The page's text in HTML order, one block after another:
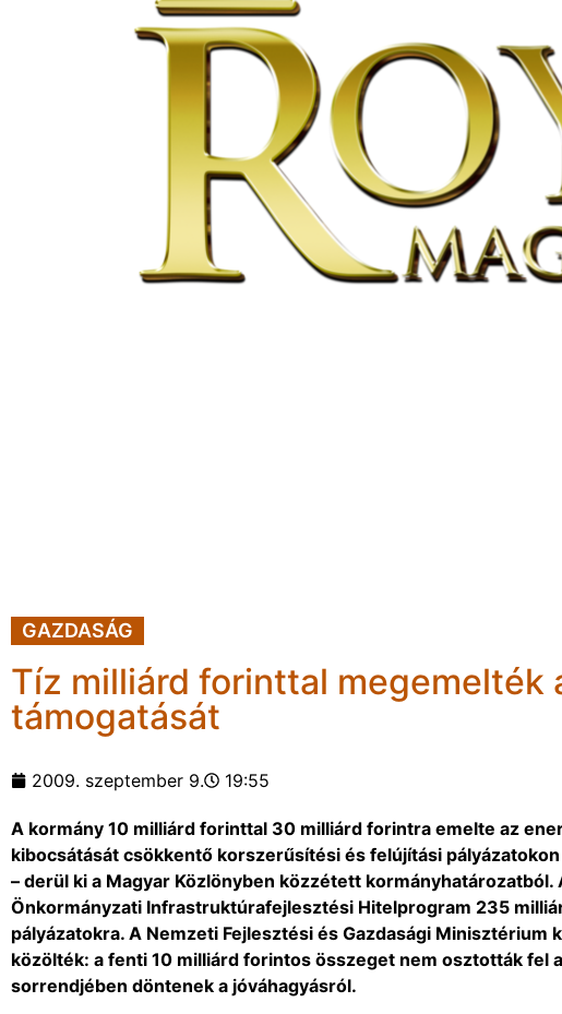
GAZDASÁG
Tíz milliárd forinttal megemelték
támogatását
2009. szeptember 9. 19:55
A kormány 10 milliárd forinttal 30 milliárd forintra emelte az
kibocsátását csökkentő korszerűsítési és felújítási
– derül ki a Magyar Közlönyben közzétett
Önkormányzati Infrastruktúrafejlesztési Hitelprogram 235
pályázatokra. A Nemzeti Fejlesztési és Gazdasági
közölték: a fenti 10 milliárd forintos összeget nem osztották
sorrendjében döntenek a jóváhagyásról.